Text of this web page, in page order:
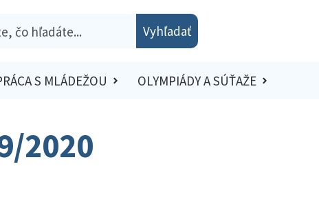
Vyhľadať
S MLÁDEŽOU OLYMPIÁDY A SÚŤAŽE
2020